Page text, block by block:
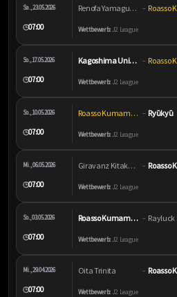
Sa., 23.05.2026
🕒07:00
Renofa Yamaguchi –
Wettbewerb:J2 League
So., 17.05.2026
🕒07:00
Kagoshima United –
Wettbewerb:J2 League
So., 10.05.2026
🕒07:00
Roasso Kumamoto – Ryūkyū
Wettbewerb:J2 League
Mi., 06.05.2026
🕒07:00
Giravanz Kitakyushu –
Wettbewerb:J2 League
So., 03.05.2026
🕒07:00
Roasso Kumamoto – Rayluck
Wettbewerb:J2 League
Mi., 29.04.2026
🕒07:00
Oita Trinita –
Wettbewerb:J2 League